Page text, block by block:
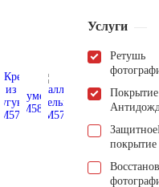
Услуги
Ретушь
Покрытие
Защитное
покрытие